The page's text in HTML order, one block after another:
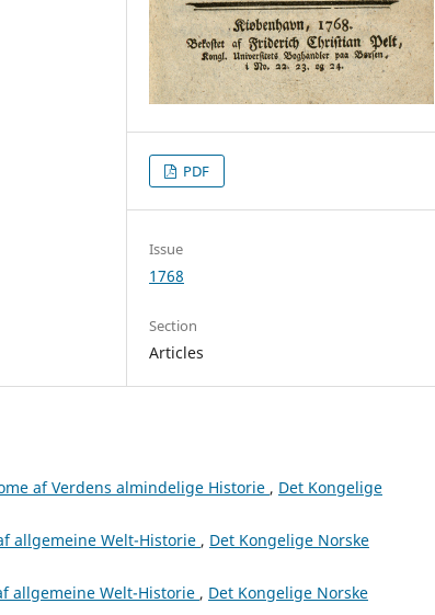
PDF
Issue
1768
Section
Articles
af Verdens almindelige Historie , Det Kongelige
allgemeine Welt-Historie , Det Kongelige Norske
allgemeine Welt-Historie , Det Kongelige Norske